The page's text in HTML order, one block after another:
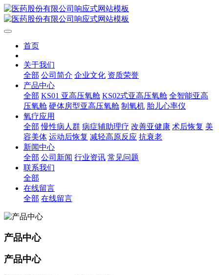
首页
关于我们
全部 公司简介 企业文化 资质荣誉
产品中心
全部 KS01 亚高压氧舱 KS02式亚高压氧舱 全智能亚高
压氧舱 硬体房型亚高压氧舱 制氧机 胎儿心率仪
氧疗应用
全部 慢性病人群 病症辅助理疗 改善亚健康 术后恢复 美
容美体 运动后恢复 减轻高原反应 抗衰老
新闻中心
全部 公司新闻 行业资讯 常见问题
联系我们
全部
在线留言
全部 在线留言
产品中心
产品中心